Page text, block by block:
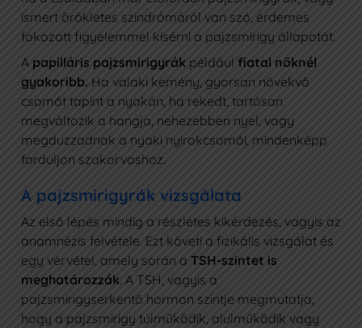
ismert örökletes szindrómáról van szó, érdemes
fokozott figyelemmel kísérni a pajzsmirigy állapotát.
A papilláris pajzsmirigyrák például fiatal nőknél
gyakoribb. Ha valaki kemény, gyorsan növekvő
csomót tapint a nyakán, ha rekedt, tartósan
megváltozik a hangja, nehezebben nyel, vagy
megduzzadnak a nyaki nyirokcsomói, mindenképp
forduljon szakorvoshoz.
A pajzsmirigyrák vizsgálata
Az első lépés mindig a részletes kikérdezés, vagyis az
anamnézis felvétele. Ezt követi a fizikális vizsgálat és
egy vérvétel, amely során a TSH-szintet is
meghatározzák. A TSH, vagyis a
pajzsmirigyserkentő hormon szintje megmutatja,
hogy a pajzsmirigy túlműködik, alulműködik vagy